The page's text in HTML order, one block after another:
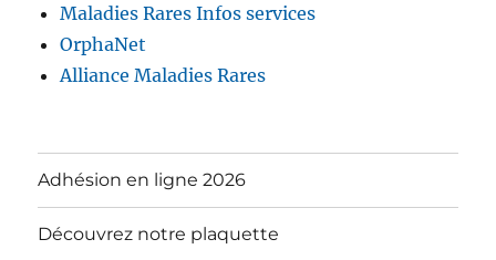
Maladies Rares Infos services
OrphaNet
Alliance Maladies Rares
Adhésion en ligne 2026
Découvrez notre plaquette